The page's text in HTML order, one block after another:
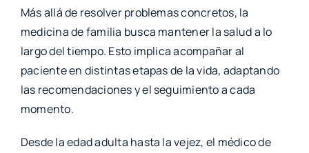
Más allá de resolver problemas concretos, la
medicina de familia busca mantener la salud a lo
largo del tiempo. Esto implica acompañar al
paciente en distintas etapas de la vida, adaptando
las recomendaciones y el seguimiento a cada
momento.
Desde la edad adulta hasta la vejez, el médico de